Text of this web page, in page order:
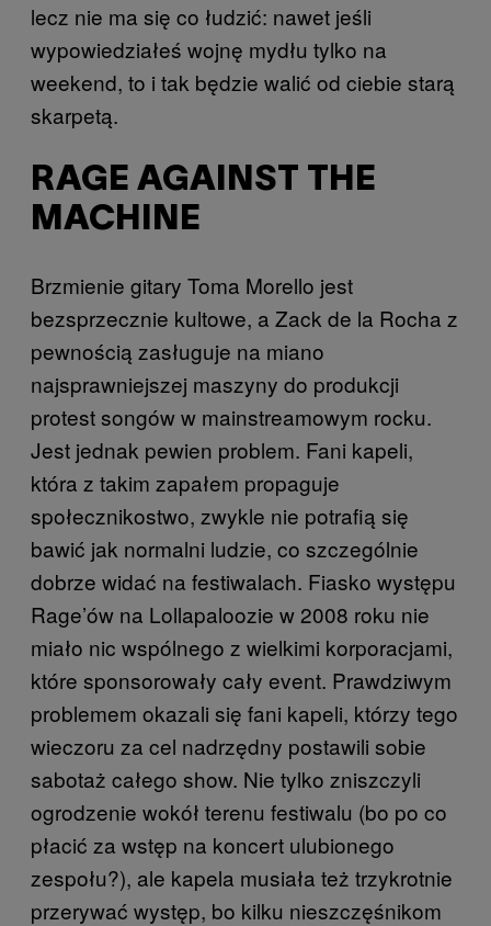
lecz nie ma się co łudzić: nawet jeśli
wypowiedziałeś wojnę mydłu tylko na
weekend, to i tak będzie walić od ciebie starą
skarpetą.
RAGE AGAINST THE
MACHINE
Brzmienie gitary Toma Morello jest
bezsprzecznie kultowe, a Zack de la Rocha z
pewnością zasługuje na miano
najsprawniejszej maszyny do produkcji
protest songów w mainstreamowym rocku.
Jest jednak pewien problem. Fani kapeli,
która z takim zapałem propaguje
społecznikostwo, zwykle nie potrafią się
bawić jak normalni ludzie, co szczególnie
dobrze widać na festiwalach. Fiasko występu
Rage’ów na Lollapaloozie w 2008 roku nie
miało nic wspólnego z wielkimi korporacjami,
które sponsorowały cały event. Prawdziwym
problemem okazali się fani kapeli, którzy tego
wieczoru za cel nadrzędny postawili sobie
sabotaż całego show. Nie tylko zniszczyli
ogrodzenie wokół terenu festiwalu (bo po co
płacić za wstęp na koncert ulubionego
zespołu?), ale kapela musiała też trzykrotnie
przerywać występ, bo kilku nieszczęśnikom